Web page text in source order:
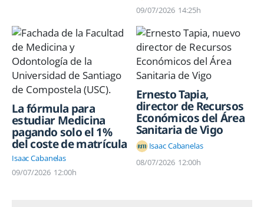
09/07/2026 14:25h
La fórmula para
estudiar Medicina
pagando solo el 1%
del coste de matrícula
Isaac Cabanelas
09/07/2026 12:00h
Ernesto Tapia,
director de Recursos
Económicos del Área
Sanitaria de Vigo
Isaac Cabanelas
08/07/2026 12:00h